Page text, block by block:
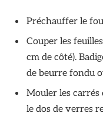
Préchauffer le
Couper les
cm de côté).
de beurre fondu
Mouler les carrés
le dos de verres